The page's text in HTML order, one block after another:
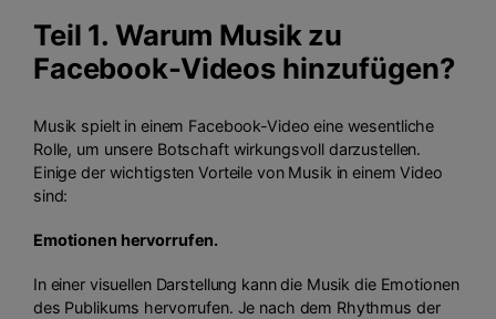
Teil 1. Warum Musik zu
Facebook-Videos hinzufügen?
Musik spielt in einem Facebook-Video eine wesentliche
Rolle, um unsere Botschaft wirkungsvoll darzustellen.
Einige der wichtigsten Vorteile von Musik in einem Video
sind:
Emotionen hervorrufen.
In einer visuellen Darstellung kann die Musik die Emotionen
des Publikums hervorrufen. Je nach dem Rhythmus der